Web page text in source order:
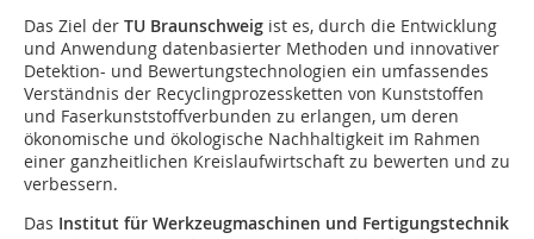
Das Ziel der TU Braunschweig ist es, durch die Entwicklung
und Anwendung datenbasierter Methoden und innovativer
Detektion- und Bewertungstechnologien ein umfassendes
Verständnis der Recyclingprozessketten von Kunststoffen
und Faserkunststoffverbunden zu erlangen, um deren
ökonomische und ökologische Nachhaltigkeit im Rahmen
einer ganzheitlichen Kreislaufwirtschaft zu bewerten und zu
verbessern.
Das Institut für Werkzeugmaschinen und Fertigungstechnik